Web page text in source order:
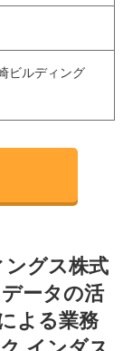
ビルディング
グス株式
ータの活
よる業務